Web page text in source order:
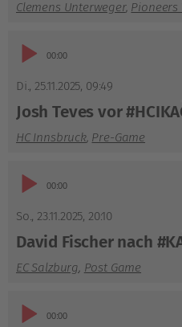
Clemens Unterweger,
Audio-02:59
Di., 25.11.2025, 09:49
Josh Teves vor
HC Innsbruck, Pre-Game
Audio-01:28
So., 23.11.2025, 20:10
David Fischer nach
EC Salzburg, Post Game
Audio-03:09